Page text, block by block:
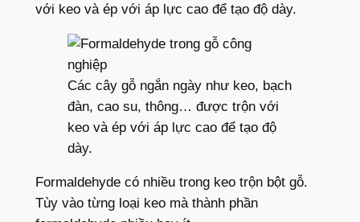
với keo và ép với áp lực cao để tạo độ dày.
Các cây gỗ ngắn ngày như keo, bạch
đàn, cao su, thông… được trộn với
keo và ép với áp lực cao để tạo độ
dày.
Formaldehyde có nhiều trong keo trộn bột gỗ.
Tùy vào từng loại keo mà thành phần